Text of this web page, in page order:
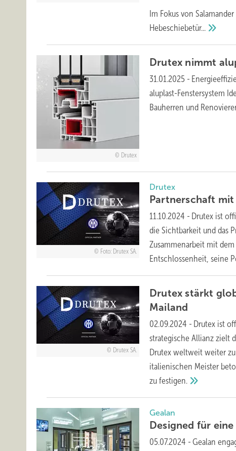
Im Fokus von
Hebeschiebetür...
Drutex
Drutex nimmt
31.01.2025 -
aluplast-Fenstersystem
Bauherren und
Foto: Drutex SA.
Drutex
Partner schaft
11.10.2024 - Drutex ist
die Sichtbarkeit und das
Zusammenarbeit mit
Entschlossenheit, seine
Drutex SA.
Drutex stärkt
Mailand
02.09.2024 - Drutex ist
strategische Allianz zielt
Drutex weltweit weiter
italienischen Meister
zufestigen.
Gealan
Designed für
05.07.2024 - Gealan